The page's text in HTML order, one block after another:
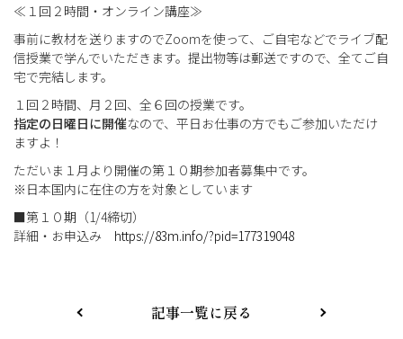
≪１回２時間・オンライン講座≫
事前に教材を送りますのでZoomを使って、ご自宅などでライブ配
信授業で学んでいただきます。提出物等は郵送ですので、全てご自
宅で完結します。
１回２時間、月２回、全６回の授業です。
指定の日曜日に開催なので、平日お仕事の方でもご参加いただけ
ますよ！
ただいま１月より開催の第１０期参加者募集中です。
※日本国内に在住の方を対象としています
■第１０期（1/4締切）
詳細・お申込み https://83m.info/?pid=177319048
記事一覧に戻る